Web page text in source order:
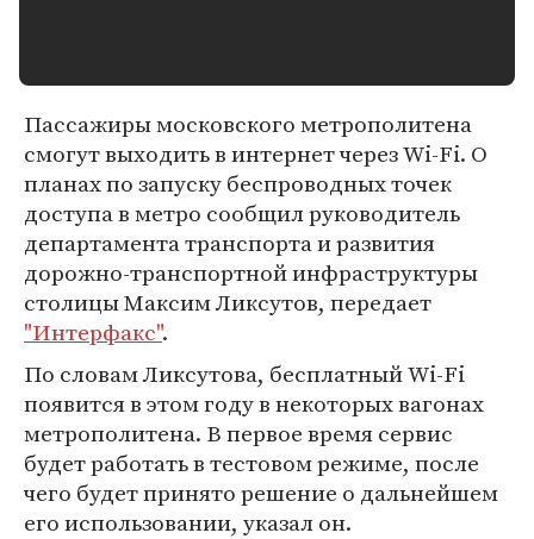
Пассажиры московского метрополитена
смогут выходить в интернет через Wi-Fi. О
планах по запуску беспроводных точек
доступа в метро сообщил руководитель
департамента транспорта и развития
дорожно-транспортной инфраструктуры
столицы Максим Ликсутов, передает
"Интерфакс".
По словам Ликсутова, бесплатный Wi-Fi
появится в этом году в некоторых вагонах
метрополитена. В первое время сервис
будет работать в тестовом режиме, после
чего будет принято решение о дальнейшем
его использовании, указал он.